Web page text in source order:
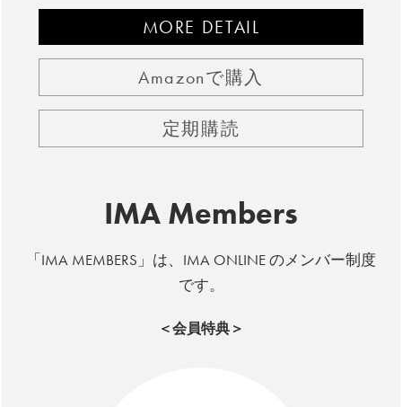
MORE DETAIL
Amazonで購入
定期購読
IMA Members
「IMA MEMBERS」は、IMA ONLINE のメンバー制度
です。
＜会員特典＞